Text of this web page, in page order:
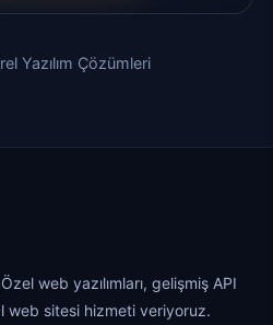
Yazılım Çözümleri
web yazılımları, gelişmiş API
web sitesi hizmeti veriyoruz.